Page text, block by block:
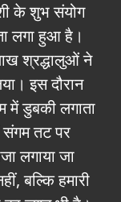
के शुभ संयोग
लगा हुआ है।
श्रद्धालुओं ने
इस दौरान
में डुबकी लगाता
तट पर
लगाया जा
बल्कि हमारी